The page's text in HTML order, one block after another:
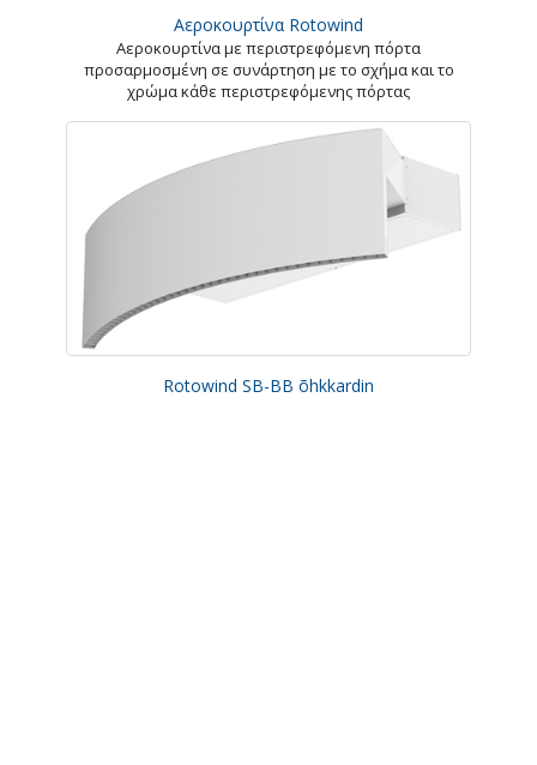
Αεροκουρτίνα Rotowind
Αεροκουρτίνα με περιστρεφόμενη πόρτα
προσαρμοσμένη σε συνάρτηση με το σχήμα και το
χρώμα κάθε περιστρεφόμενης πόρτας
Rotowind SB-BB õhkkardin